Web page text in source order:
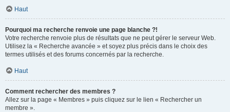
Haut
Pourquoi ma recherche renvoie une page blanche ?!
Votre recherche renvoie plus de résultats que ne peut gérer le serveur Web.
Utilisez la « Recherche avancée » et soyez plus précis dans le choix des
termes utilisés et des forums concernés par la recherche.
Haut
Comment rechercher des membres ?
Allez sur la page « Membres » puis cliquez sur le lien « Rechercher un
membre ».